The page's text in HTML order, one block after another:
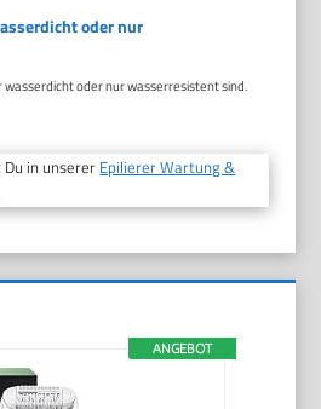
oder nur
wasserdicht oder nur wasserresistent sind.
in unserer Epilierer Wartung &
ANGEBOT